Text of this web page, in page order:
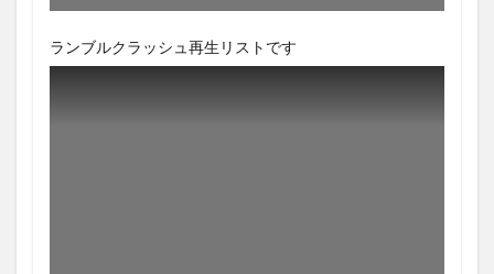
ランブルクラッシュ再生リストです